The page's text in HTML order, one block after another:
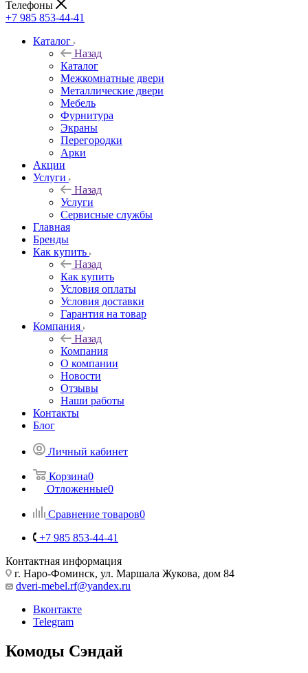
Телефоны
+7 985 853-44-41
Каталог
Назад
Каталог
Межкомнатные двери
Металлические двери
Мебель
Фурнитура
Экраны
Перегородки
Арки
Акции
Услуги
Назад
Услуги
Сервисные службы
Главная
Бренды
Как купить
Назад
Как купить
Условия оплаты
Условия доставки
Гарантия на товар
Компания
Назад
Компания
О компании
Новости
Отзывы
Наши работы
Контакты
Блог
Личный кабинет
Корзина0
Отложенные0
Сравнение товаров0
+7 985 853-44-41
Контактная информация
г. Наро-Фоминск, ул. Маршала Жукова, дом 84
dveri-mebel.rf@yandex.ru
Вконтакте
Telegram
Комоды Сэндай